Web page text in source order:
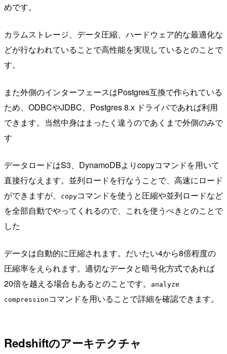
めです。
カラムストレージ、データ圧縮、ハードウェア的な最適化な
どが行なわれていることで高性能を実現しているとのことで
す。
また外側のインターフェースはPostgres互換で作られている
ため、ODBCやJDBC、Postgres 8.x ドライバであれば利用
できます。当然中身はまったく違うのであくまで外側のみで
す
データロードはS3、DynamoDBよりcopyコマンドを用いて
直接行なえます。並列ロードを行なうことで、高速にロード
ができますが、
copyコマンドを使うと圧縮や並列ロードなど
を全部自動でやってくれるので、これを使うべきとのことで
した
データは自動的に圧縮されます。だいたい4から8倍程度の
圧縮率をえられます。適切なデータと暗号化方式であれば
20倍を越える場合もあるとのことです。
analyze
compression コマンドを用いることで詳細を確認できます。
Redshiftのアーキテクチャ